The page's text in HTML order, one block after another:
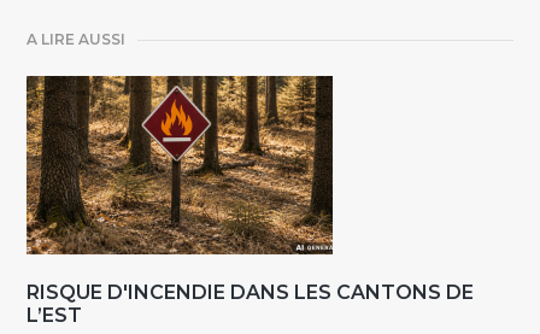
A LIRE AUSSI
RISQUE D'INCENDIE DANS LES CANTONS DE
L’EST